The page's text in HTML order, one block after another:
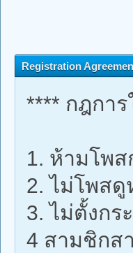
Registration
**** กฎกา
1. ห้ามโพ
2. ไม่โพส
3. ไม่ตั้งกร
4 สามชิกส